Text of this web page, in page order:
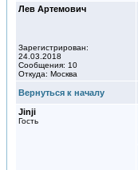
Лев Артемович
Зарегистрирован:
24.03.2018
Сообщения: 10
Откуда: Москва
Вернуться к началу
Jinji
Гость